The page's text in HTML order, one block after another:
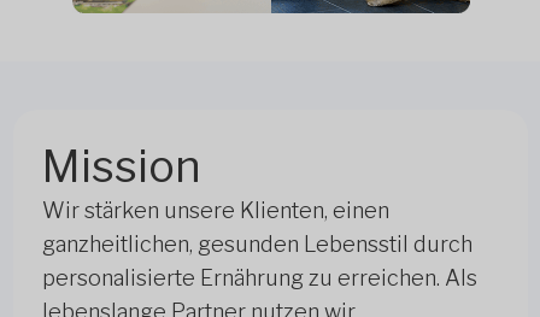
Mission
Wir stärken unsere Klienten, einen
ganzheitlichen, gesunden Lebensstil durch
personalisierte Ernährung zu erreichen. Als
lebenslange Partner nutzen wir